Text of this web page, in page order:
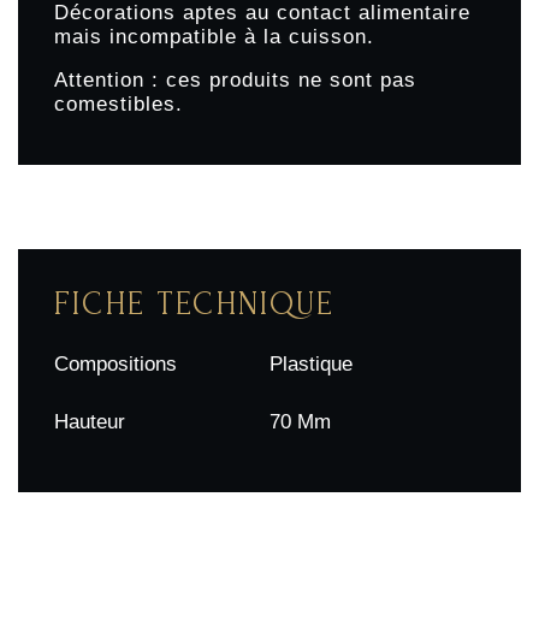
Décorations aptes au contact alimentaire
mais incompatible à la cuisson.
Attention : ces produits ne sont pas
comestibles.
FICHE TECHNIQUE
Compositions Plastique
Hauteur 70 Mm